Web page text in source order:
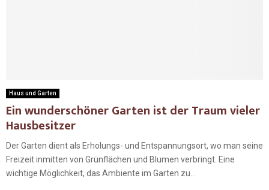
Haus und Garten
Ein wunderschöner Garten ist der Traum vieler
Hausbesitzer
Der Garten dient als Erholungs- und Entspannungsort, wo man seine
Freizeit inmitten von Grünflächen und Blumen verbringt. Eine
wichtige Möglichkeit, das Ambiente im Garten zu...